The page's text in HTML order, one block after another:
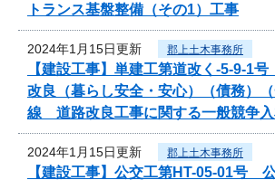
トランス基盤整備（その1）工事
2024年1月15日更新 郡上土木事務所
【建設工事】単建工第道改く-5-9-1
改良（暮らし安全・安心）（債務）
線 道路改良工事に関する一般競争
2024年1月15日更新 郡上土木事務所
【建設工事】公交工第HT-05-01号